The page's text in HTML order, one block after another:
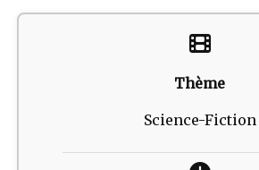
Thème
Science-Fiction